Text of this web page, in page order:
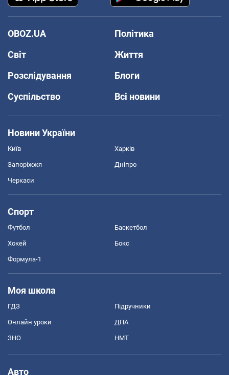
OBOZ.UA
Політика
Світ
Життя
Розслідування
Блоги
Суспільство
Всі новини
Новини України
Київ Харків
Запоріжжя Дніпро
Черкаси
Спорт
Футбол Баскетбол
Хокей Бокс
Формула-1
Моя школа
ГДЗ Підручники
Онлайн уроки ДПА
ЗНО НМТ
Авто